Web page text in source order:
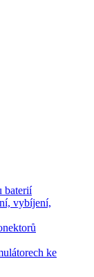
baterií
vybíjení,
ke